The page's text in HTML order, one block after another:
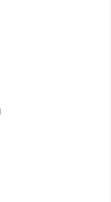
Aorus
Getac
Epson
Philips
LG
Irbis
Hasee
ZTE